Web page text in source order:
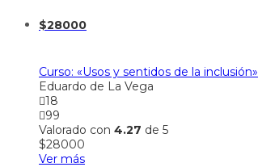
$28000
Curso: «Usos y sentidos de la inclusión»
Eduardo de La Vega
18
99
Valorado con 4.27 de 5
$28000
Ver más